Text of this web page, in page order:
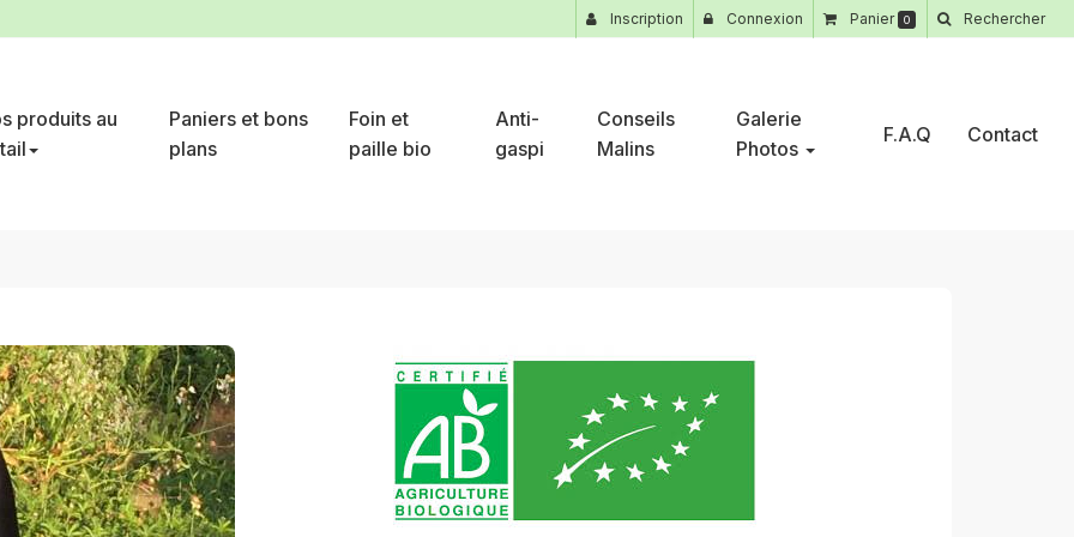
produits au
Paniers et bons
plans
Foin et
paille bio
Anti-
gaspi
Conseils
Malins
Galerie
Photos
F.A.Q Contact
Inscription Connexion Panier 0 Rechercher